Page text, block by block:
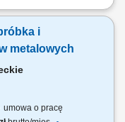
gotowych
przebiegu
jakościowych
i
metalowych
umowa o pracę